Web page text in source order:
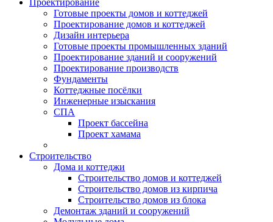
Проектирование
Готовые проекты домов и коттеджей
Проектирование домов и коттеджей
Дизайн интерьера
Готовые проекты промышленных зданий
Проектирование зданий и сооружений
Проектирование производств
Фундаменты
Коттеджные посёлки
Инженерные изыскания
СПА
Проект бассейна
Проект хамама
Строительство
Дома и коттеджи
Строительство домов и коттеджей
Строительство домов из кирпича
Строительство домов из блока
Демонтаж зданий и сооружений